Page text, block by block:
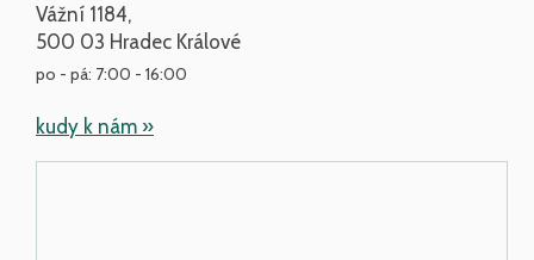
Vážní 1184,
500 03 Hradec Králové
po - pá: 7:00 - 16:00
kudy k nám »